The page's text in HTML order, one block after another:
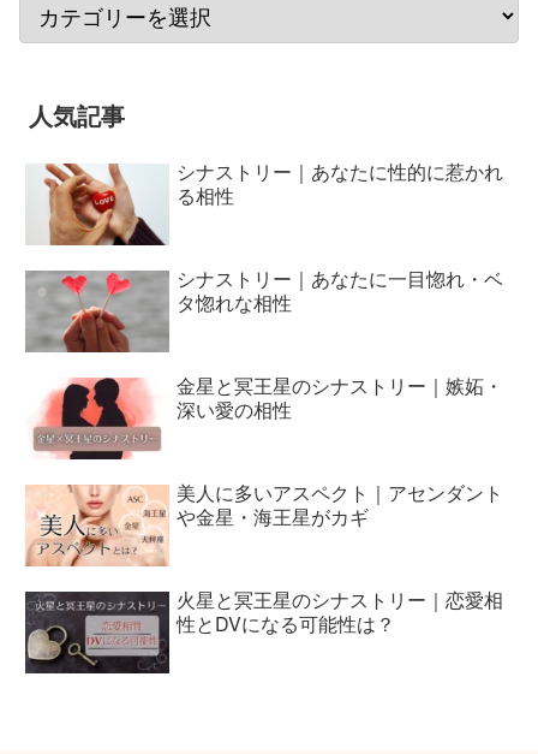
人気記事
シナストリー｜あなたに性的に惹かれ
る相性
シナストリー｜あなたに一目惚れ・ベ
タ惚れな相性
金星と冥王星のシナストリー｜嫉妬・
深い愛の相性
美人に多いアスペクト｜アセンダント
や金星・海王星がカギ
火星と冥王星のシナストリー｜恋愛相
性とDVになる可能性は？